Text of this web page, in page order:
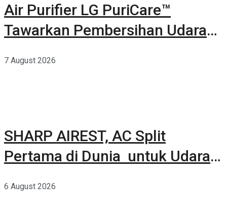
Air Purifier LG PuriCare™
Tawarkan Pembersihan Udara
7 August 2026
SHARP AIREST, AC Split
Pertama di Dunia untuk Udara
6 August 2026